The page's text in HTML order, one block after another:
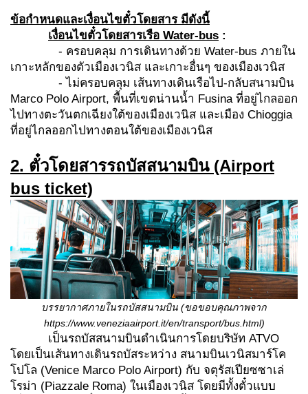
ข้อกำหนดและเงื่อนไขตั๋วโดยสาร มีดังนี้
เงื่อนไขตั๋วโดยสารเรือ Water-bus :
- ครอบคลุม การเดินทางด้วย Water-bus ภายใน
เกาะหลักของตัวเมืองเวนิส และเกาะอื่นๆ ของเมืองเวนิส
-ไม่ครอบคลุม เส้นทางเดินเรือไป-กลับสนามบิน
Marco Polo Airport, พื้นที่เขตน่านน้ำ Fusina ที่อยู่ไกลออก
ไปทางตะวันตกเฉียงใต้ของเมืองเวนิส และเมือง Chioggia
ที่อยู่ไกลออกไปทางตอนใต้ของเมืองเวนิส
2. ตั๋วโดยสารรถบัสสนามบิน (Airport
bus ticket)
บรรยากาศภายในรถบัสสนามบิน (ขอขอบคุณภาพจาก
https://www.veneziaairport.it/en/transport/bus.html)
เป็นรถบัสสนามบินดำเนินการโดยบริษัท ATVO
โดยเป็นเส้นทางเดินรถบัสระหว่าง สนามบินเวนิสมาร์โค
โปโล (Venice Marco Polo Airport) กับ จตุรัสเปียซซาเล่
โรม่า (Piazzale Roma) ในเมืองเวนิส โดยมีทั้งตั๋วแบบ